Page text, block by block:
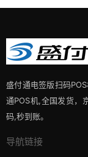
盛付通电签版扫码
通POS机,全国发货，
码,秒到账。
导航链接